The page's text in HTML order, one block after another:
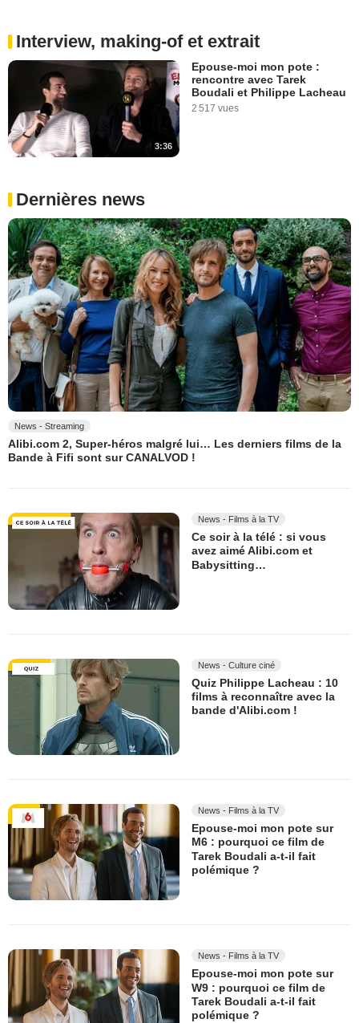
Interview, making-of et extrait
3:36
Epouse-moi mon pote :
rencontre avec Tarek
Boudali et Philippe Lacheau
2 517 vues
Dernières news
News - Streaming
Alibi.com 2, Super-héros malgré lui… Les derniers films de la
Bande à Fifi sont sur CANALVOD !
News - Films à la TV
Ce soir à la télé : si vous
avez aimé Alibi.com et
Babysitting…
News - Culture ciné
Quiz Philippe Lacheau : 10
films à reconnaître avec la
bande d'Alibi.com !
News - Films à la TV
Epouse-moi mon pote sur
M6 : pourquoi ce film de
Tarek Boudali a-t-il fait
polémique ?
News - Films à la TV
Epouse-moi mon pote sur
W9 : pourquoi ce film de
Tarek Boudali a-t-il fait
polémique ?